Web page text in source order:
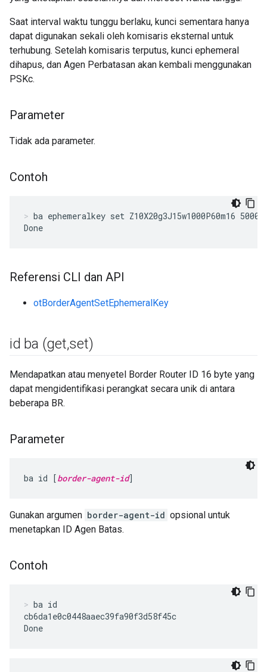
Saat interval waktu tunggu berlaku, kunci sementara hanya
dapat digunakan sekali oleh komisaris eksternal untuk
terhubung. Setelah komisaris terputus, kunci ephemeral
dihapus, dan Agen Perbatasan akan kembali menggunakan
PSKc.
Parameter
Tidak ada parameter.
Contoh
ba ephemeralkey set Z10X20g3J15w1000P60m16 5000
Done
Referensi CLI dan API
otBorderAgentSetEphemeralKey
id ba (get,set)
Mendapatkan atau menyetel Border Router ID 16 byte yang
dapat mengidentifikasi perangkat secara unik di antara
beberapa BR.
Parameter
ba id [border-agent-id]
Gunakan argumen border-agent-id opsional untuk
menetapkan ID Agen Batas.
Contoh
ba id
cb6da1e0c0448aaec39fa90f3d58f45c
Done